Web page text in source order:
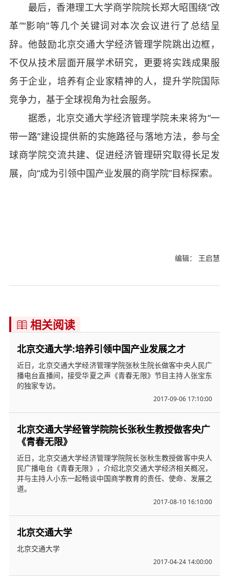
最后，香港理工大学商学院院长郑大昭围绕“改
革”“影响”等几个关键词对本次会议进行了总结呈
辞。他鼓励北京交通大学经济管理学院跳出边框，
不仅从技术层面开展学术研究，更要将实践成果服
务于企业，培养有企业家精神的人，提升学院国际
竞争力，基于全球视角为社会服务。
据悉，北京交通大学经济管理学院未来将为“一
带一路”建设提供新的实施路径与落地方法，参与全
球商学院交流共建、促进经济管理研究取得长足发
展，向“成为引领中国产业发展的商学院”目标探索。
编辑： 王启慧
 相关阅读
北京交通大学:培养引领中国产业发展之才
近日，北京交通大学经济管理学院张秋生院长做客中央人民广
播电台直播间，接受华夏之声《青春无限》节目主持人张宝东
的独家专访。
2017-09-06 17:10:00
北京交通大学经管学院院长张秋生教授做客央广
《青春无限》
近日，北京交通大学经济管理学院院长张秋生教授做客中央人
民广播电台《青春无限》，介绍北京交通大学经济相关概况，
并与主持人小东一起畅谈中国商学教育的责任、使命、发展之
道。
2017-08-10 16:10:00
北京交通大学
北京交通大学
2017-04-24 14:00:00